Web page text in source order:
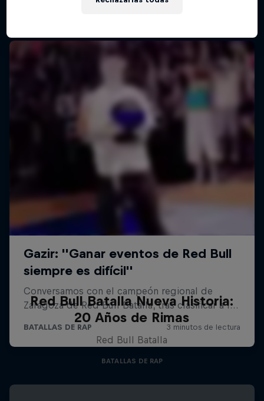
Red Bull Batalla Nueva Historia:
20 Años de Rimas
Red Bull Batalla
BATALLAS DE RAP